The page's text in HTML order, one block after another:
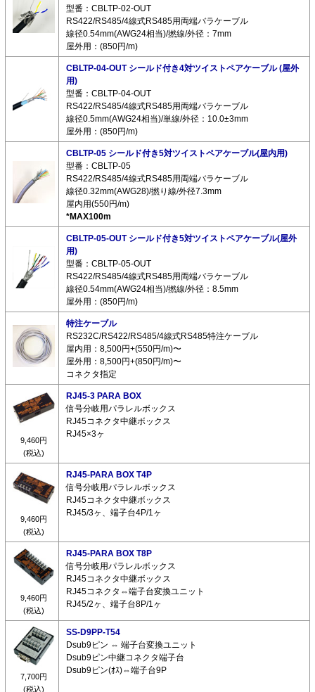
型番：CBLTP-02-OUT
RS422/RS485/4線式RS485用両端バラケーブル
線径0.54mm(AWG24相当)/撚線/外径：7mm
屋外用：(850円/m)
CBLTP-04-OUT シールド付き4対ツイストペアケーブル (屋外
用)
型番：CBLTP-04-OUT
RS422/RS485/4線式RS485用両端バラケーブル
線径0.5mm(AWG24相当)/単線/外径：10.0±3mm
屋外用：(850円/m)
CBLTP-05 シールド付き5対ツイストペアケーブル(屋内用)
型番：CBLTP-05
RS422/RS485/4線式RS485用両端バラケーブル
線径0.32mm(AWG28)/撚り線/外径7.3mm
屋内用(550円/m)
*MAX100m
CBLTP-05-OUT シールド付き5対ツイストペアケーブル(屋外
用)
型番：CBLTP-05-OUT
RS422/RS485/4線式RS485用両端バラケーブル
線径0.54mm(AWG24相当)/撚線/外径：8.5mm
屋外用：(850円/m)
特注ケーブル
RS232C/RS422/RS485/4線式RS485特注ケーブル
屋内用：8,500円+(550円/m)〜
屋外用：8,500円+(850円/m)〜
コネクタ指定
9,460円
(税込)
RJ45-3 PARA BOX
信号分岐用パラレルボックス
RJ45コネクタ中継ボックス
RJ45×3ヶ
9,460円
(税込)
RJ45-PARA BOX T4P
信号分岐用パラレルボックス
RJ45コネクタ中継ボックス
RJ45/3ヶ、端子台4P/1ヶ
9,460円
(税込)
RJ45-PARA BOX T8P
信号分岐用パラレルボックス
RJ45コネクタ中継ボックス
RJ45コネクタ⇔端子台変換ユニット
RJ45/2ヶ、端子台8P/1ヶ
7,700円
(税込)
SS-D9PP-T54
Dsub9ピン ⇔ 端子台変換ユニット
Dsub9ピン中継コネクタ端子台
Dsub9ピン(ｵｽ)⇔端子台9P